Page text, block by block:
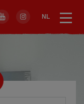
NL Menu
Sluit
menu